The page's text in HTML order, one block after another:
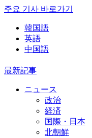
주요 기사 바로가기
韓国語
英語
中国語
最新記事
ニュース
政治
経済
国際・日本
北朝鮮